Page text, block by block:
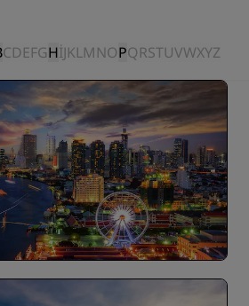
CDEFGHIJKLMNOPQRSTUVWXYZ